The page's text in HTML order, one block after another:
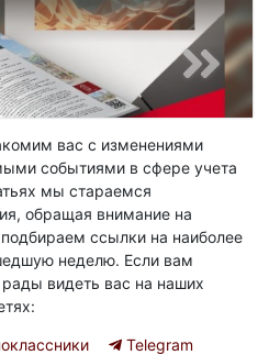
вас с изменениями
событиями в сфере учета
мы стараемся
обращая внимание на
ссылки на наиболее
неделю. Если вам
видеть вас на наших
Telegram